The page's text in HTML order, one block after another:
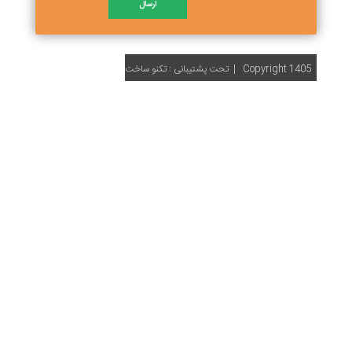
Copyright 1405 | تحت پشتیبانی : تکنو ساخت